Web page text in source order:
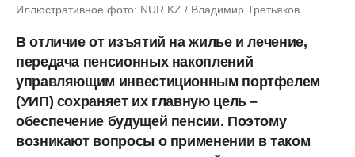
Иллюстративное фото: NUR.KZ / Владимир Третьяков
В отличие от изъятий на жилье и лечение,
передача пенсионных накоплений
управляющим инвестиционным портфелем
(УИП) сохраняет их главную цель –
обеспечение будущей пенсии. Поэтому
возникают вопросы о применении в таком